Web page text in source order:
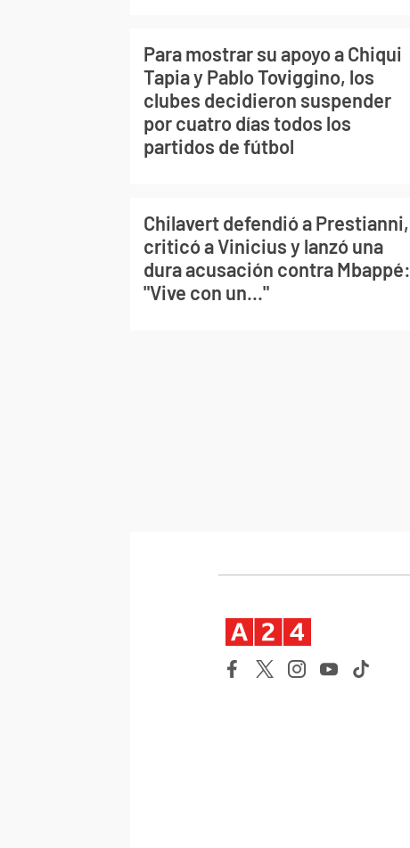
Para mostrar su apoyo a Chiqui
Tapia y Pablo Toviggino, los
clubes decidieron suspender
por cuatro días todos los
partidos de fútbol
Chilavert defendió a Prestianni,
criticó a Vinicius y lanzó una
dura acusación contra Mbappé:
"Vive con un..."